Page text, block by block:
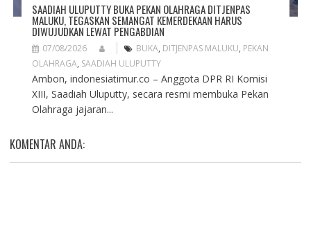
SAADIAH ULUPUTTY BUKA PEKAN OLAHRAGA DITJENPAS
MALUKU, TEGASKAN SEMANGAT KEMERDEKAAN HARUS
DIWUJUDKAN LEWAT PENGABDIAN
07/08/2026 BUKA, DITJENPAS MALUKU, PEKAN
OLAHRAGA, SAADIAH ULUPUTTY
Ambon, indonesiatimur.co – Anggota DPR RI Komisi
XIII, Saadiah Uluputty, secara resmi membuka Pekan
Olahraga jajaran...
KOMENTAR ANDA: